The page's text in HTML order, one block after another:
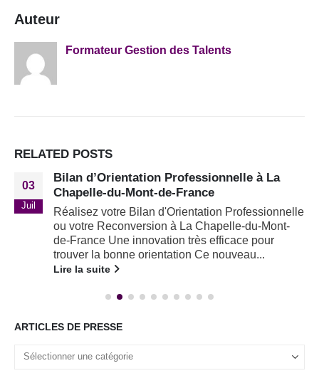
Auteur
Formateur Gestion des Talents
RELATED POSTS
03
Juil
Bilan d’Orientation Professionnelle à La
Chapelle-du-Mont-de-France
Réalisez votre Bilan d'Orientation Professionnelle
ou votre Reconversion à La Chapelle-du-Mont-
de-France Une innovation très efficace pour
trouver la bonne orientation Ce nouveau...
Lire la suite
ARTICLES DE PRESSE